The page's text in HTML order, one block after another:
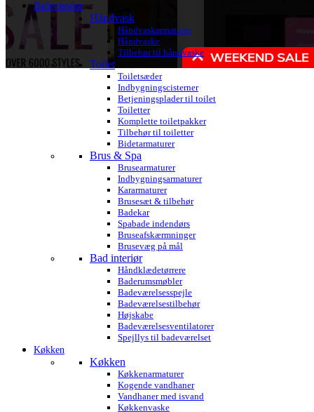
Badeværelse
Håndvask
Håndvaskarmaturer
Håndvaske
Tilbehør til håndvaske
Toilet
Toiletsæder
Indbygningscisterner
Betjeningsplader til toilet
Toiletter
Komplette toiletpakker
Tilbehør til toiletter
Bidetarmaturer
Brus & Spa
Brusearmaturer
Indbygningsarmaturer
Kararmaturer
Brusesæt & tilbehør
Badekar
Spabade indendørs
Bruseafskærmninger
Brusevæg på mål
Bad interiør
Håndklædetørrere
Baderumsmøbler
Badeværelsesspejle
Badeværelsestilbehør
Højskabe
Badeværelsesventilatorer
Spejllys til badeværelset
Køkken
Køkken
Køkkenarmaturer
Kogende vandhaner
Vandhaner med isvand
Køkkenvaske